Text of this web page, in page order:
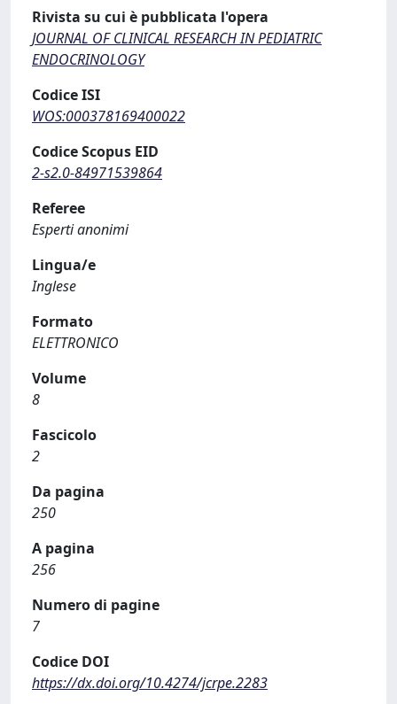
Rivista su cui è pubblicata l'opera
JOURNAL OF CLINICAL RESEARCH IN PEDIATRIC
ENDOCRINOLOGY
Codice ISI
WOS:000378169400022
Codice Scopus EID
2-s2.0-84971539864
Referee
Esperti anonimi
Lingua/e
Inglese
Formato
ELETTRONICO
Volume
8
Fascicolo
2
Da pagina
250
A pagina
256
Numero di pagine
7
Codice DOI
https://dx.doi.org/10.4274/jcrpe.2283